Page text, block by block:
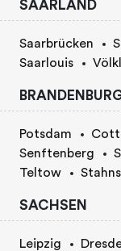
SAARLAND
Saarbrücken
Saarlouis
Potsdam
Senftenberg
Teltow
SACHSEN
Leipzig